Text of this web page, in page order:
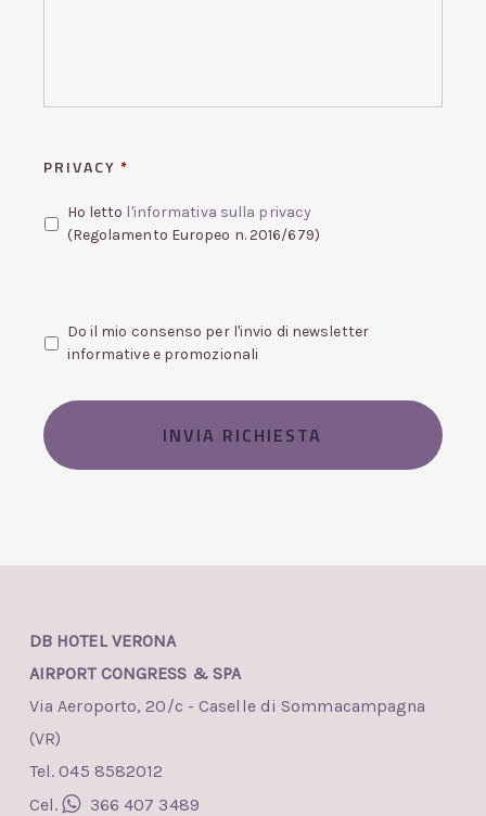
PRIVACY *
Ho letto l'informativa sulla privacy
(Regolamento Europeo n. 2016/679)
Do il mio consenso per l'invio di newsletter
informative e promozionali
DB HOTEL VERONA
AIRPORT CONGRESS & SPA
Via Aeroporto, 20/c - Caselle di Sommacampagna
(VR)
Tel. 045 8582012
Cel.
366 407 3489